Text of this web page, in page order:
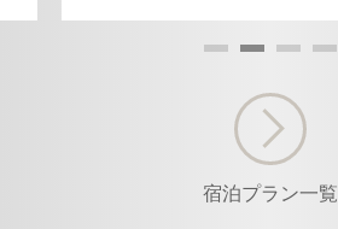
宿泊プラン一覧